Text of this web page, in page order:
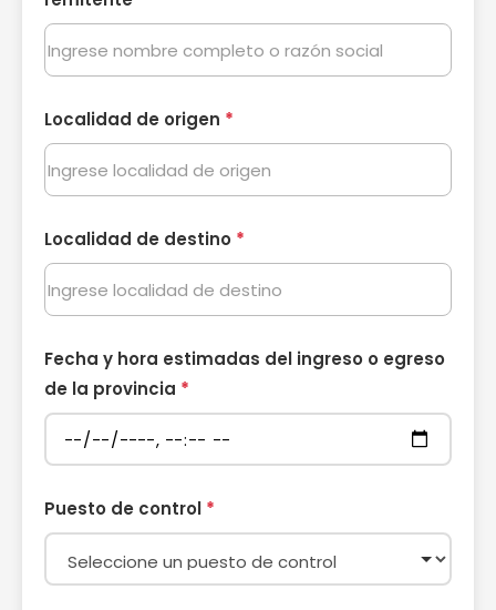
Localidad de origen *
Localidad de destino *
Fecha y hora estimadas del ingreso o egreso
de la provincia *
Puesto de control *